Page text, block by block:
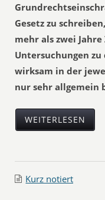
Gesetz zu
mehr als zwei
Untersuchungen zu
wirksam in der
nur sehr allgemein
WEITERLESEN
Kurz notiert